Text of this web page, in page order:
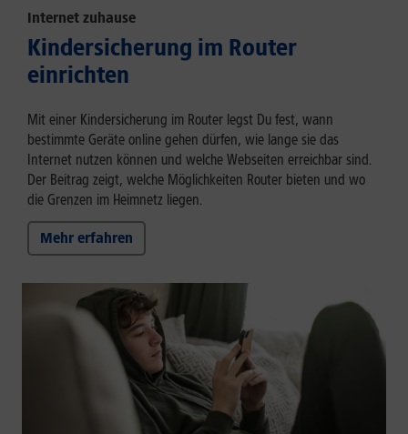
Internet zuhause
Kindersicherung im Router
einrichten
Mit einer Kindersicherung im Router legst Du fest, wann
bestimmte Geräte online gehen dürfen, wie lange sie das
Internet nutzen können und welche Webseiten erreichbar sind.
Der Beitrag zeigt, welche Möglichkeiten Router bieten und wo
die Grenzen im Heimnetz liegen.
Mehr erfahren